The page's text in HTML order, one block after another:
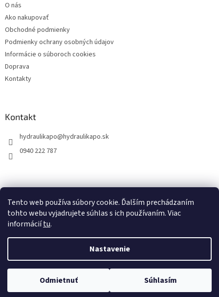
Tento web používa súbory cookie. Ďalším prechádzaním
tohto webu vyjadrujete súhlas s ich používaním. Viac
informáciítu.
Nastavenie
Odmietnuť Súhlasím
O nás
Ako nakupovať
Obchodné podmienky
Podmienky ochrany osobných údajov
Informácie o súboroch cookies
Doprava
Kontakty
Kontakt
hydraulikapo@hydraulikapo.sk
0940 222 787
Vytvoril Shoptet
Copyright 2026HYDRAULIKA PO . Všetky práva vyhradené.